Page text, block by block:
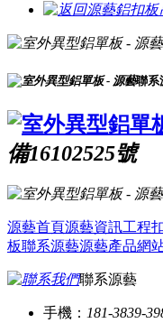
聯系
備16102525號
源藝首頁源藝資訊工程
板聯系源藝源藝產品網
聯系源藝
手機： 181-3839-